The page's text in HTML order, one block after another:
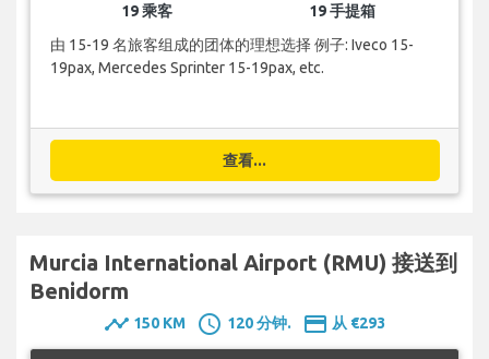
19 乘客
19 手提箱
由 15-19 名旅客组成的团体的理想选择 例子: Iveco 15-
19pax, Mercedes Sprinter 15-19pax, etc.
查看...
Murcia International Airport (RMU) 接送到
Benidorm
timeline 150 KM schedule 120 分钟. payment 从 €293